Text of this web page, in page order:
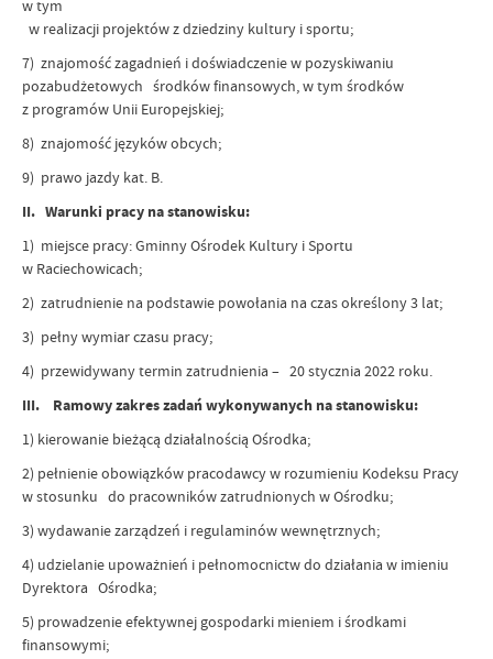
w tym
w realizacji projektów z dziedziny kultury i sportu;
7) znajomość zagadnień i doświadczenie w pozyskiwaniu
pozabudżetowych środków finansowych, w tym środków
z programów Unii Europejskiej;
8) znajomość języków obcych;
9) prawo jazdy kat. B.
II. Warunki pracy na stanowisku:
1) miejsce pracy: Gminny Ośrodek Kultury i Sportu
w Raciechowicach;
2) zatrudnienie na podstawie powołania na czas określony 3 lat;
3) pełny wymiar czasu pracy;
4) przewidywany termin zatrudnienia – 20 stycznia 2022 roku.
III. Ramowy zakres zadań wykonywanych na stanowisku:
1) kierowanie bieżącą działalnością Ośrodka;
2) pełnienie obowiązków pracodawcy w rozumieniu Kodeksu Pracy
w stosunku do pracowników zatrudnionych w Ośrodku;
3) wydawanie zarządzeń i regulaminów wewnętrznych;
4) udzielanie upoważnień i pełnomocnictw do działania w imieniu
Dyrektora Ośrodka;
5) prowadzenie efektywnej gospodarki mieniem i środkami
finansowymi;